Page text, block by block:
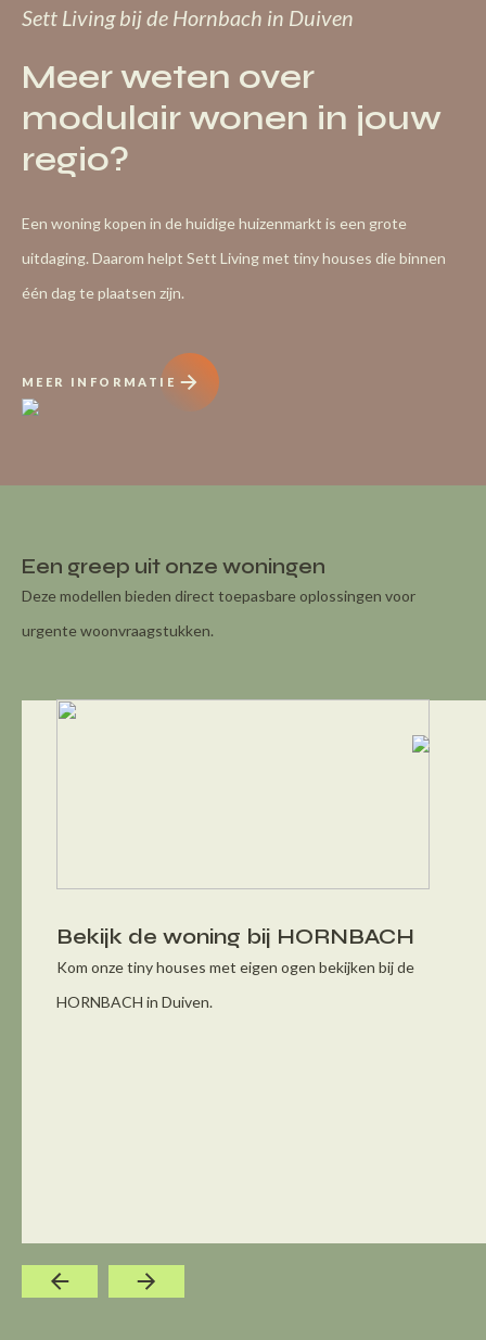
Sett Living bij de Hornbach in Duiven
Meer weten over
modulair wonen in jouw
regio?
Een woning kopen in de huidige huizenmarkt is een grote
uitdaging. Daarom helpt Sett Living met tiny houses die binnen
één dag te plaatsen zijn.
MEER INFORMATIE
Een greep uit onze woningen
Deze modellen bieden direct toepasbare oplossingen voor
urgente woonvraagstukken.
Bekijk de woning bij HORNBACH
Kom onze tiny houses met eigen ogen bekijken bij de
HORNBACH in Duiven.